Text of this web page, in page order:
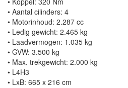
• Aantal cilinders: 4
• Motorinhoud: 2.287 cc
• Ledig gewicht: 2.465 kg
• Laadvermogen: 1.035 kg
• GVW: 3.500 kg
• Max. trekgewicht: 2.000 kg
• L4H3
• LxB: 665 x 216 cm